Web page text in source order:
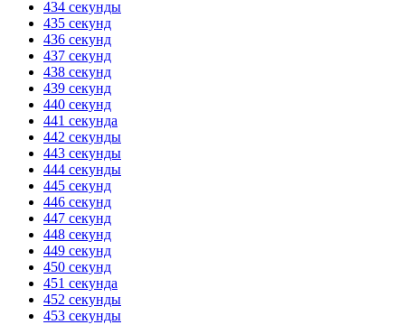
434 секунды
435 секунд
436 секунд
437 секунд
438 секунд
439 секунд
440 секунд
441 секунда
442 секунды
443 секунды
444 секунды
445 секунд
446 секунд
447 секунд
448 секунд
449 секунд
450 секунд
451 секунда
452 секунды
453 секунды